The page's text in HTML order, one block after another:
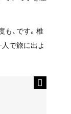
、です。椎
で旅に出よ